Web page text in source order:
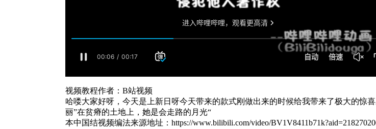
视频教程作者：B站视频
哈喽大家好呀，今天是上新日呀今天带来的款式刚做出来的时候给我带来了极大的
丽”在贫瘠的土地上，她是会走路的月光“
本中国结视频编法来源地址：https://www.bilibili.com/video/